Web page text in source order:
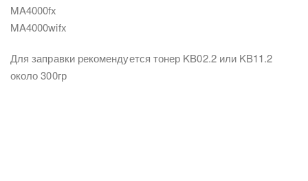
MA4000fx
MA4000wifx
Для заправки рекомендуется тонер KB02.2 или KB11.2
около 300гр